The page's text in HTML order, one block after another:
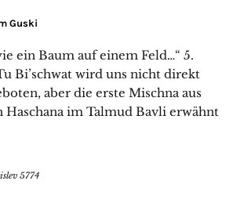
Guski
ein Baum auf einem Feld…“ 5.
Bi’schwat wird uns nicht direkt
aber die erste Mischna aus
Haschana im Talmud Bavli erwähnt
5774